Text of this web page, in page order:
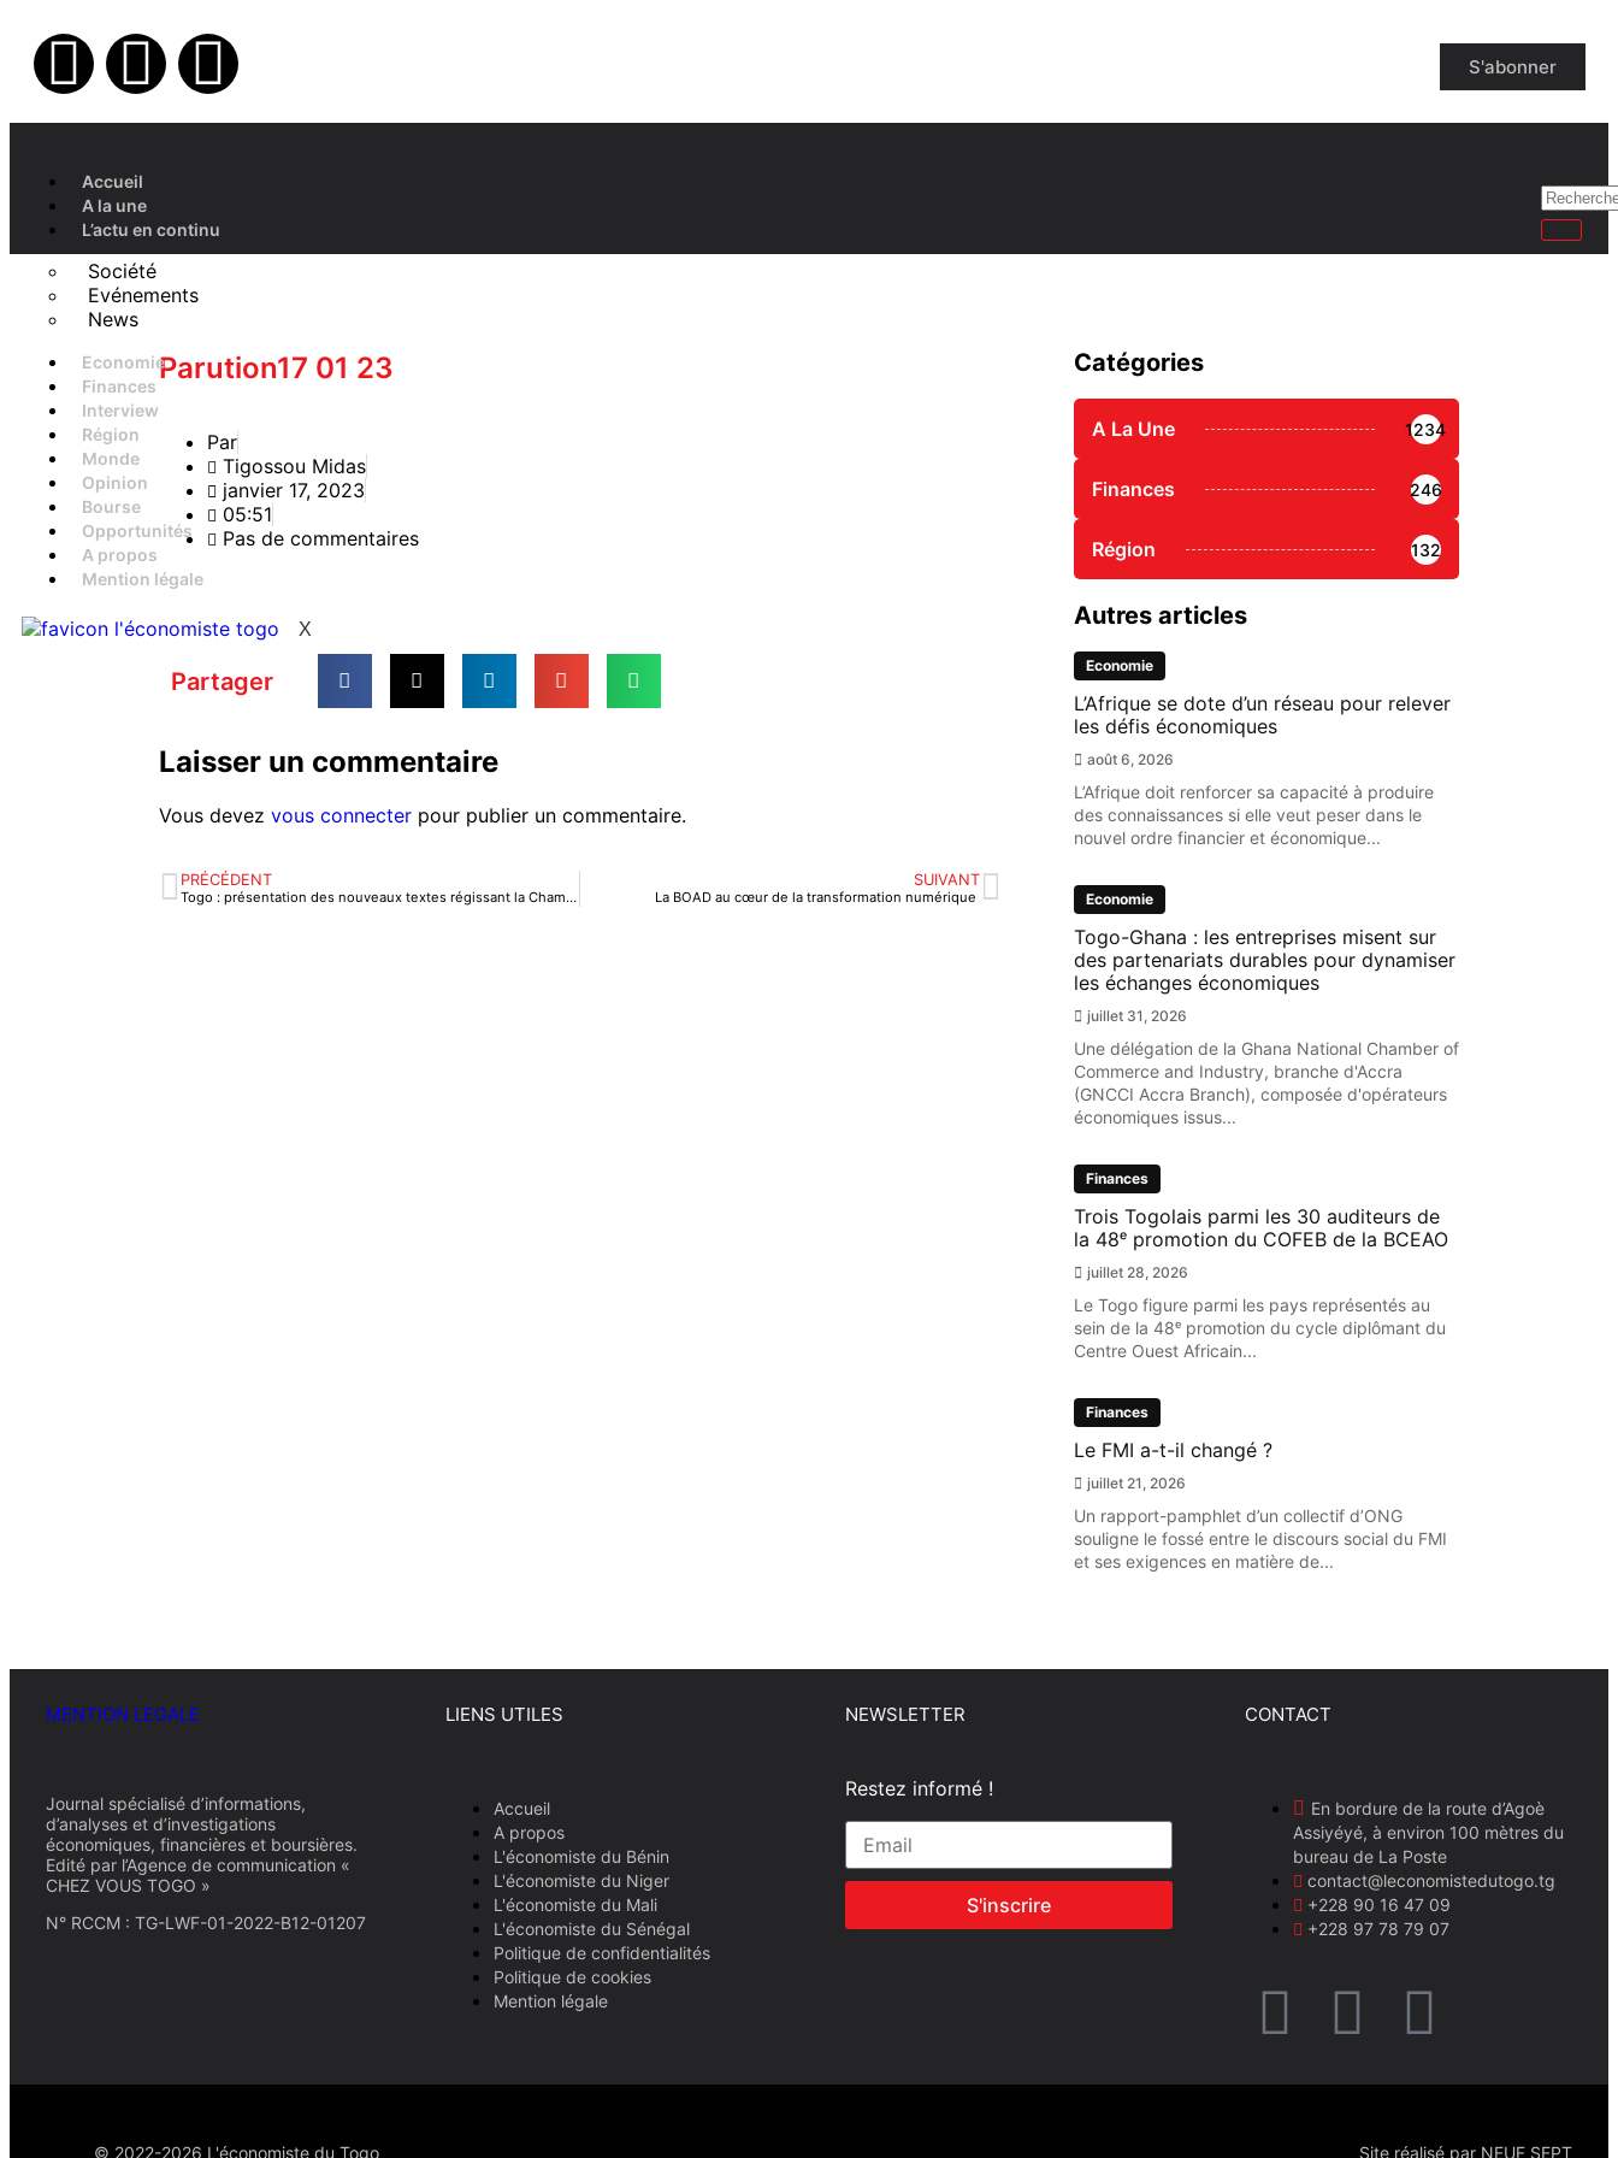
S'abonner
Accueil
A la une
L’actu en continu
Société
Evénements
News
Economie
Finances
Interview
Région
Monde
Opinion
Bourse
Opportunités
A propos
Mention légale
X
Parution17 01 23
Par
Tigossou Midas
janvier 17, 2023
05:51
Pas de commentaires
Partager
Laisser un commentaire
Vous devez vous connecter pour publier un commentaire.
PRÉCÉDENT
Togo : présentation des nouveaux textes régissant la Chambre du commerce et d’industrie
SUIVANT
La BOAD au cœur de la transformation numérique
Catégories
A La Une 1234
Finances 246
Région 132
Autres articles
Economie
L’Afrique se dote d’un réseau pour relever
les défis économiques
août 6, 2026
L’Afrique doit renforcer sa capacité à produire
des connaissances si elle veut peser dans le
nouvel ordre financier et économique...
Economie
Togo-Ghana : les entreprises misent sur
des partenariats durables pour dynamiser
les échanges économiques
juillet 31, 2026
Une délégation de la Ghana National Chamber of
Commerce and Industry, branche d'Accra
(GNCCI Accra Branch), composée d'opérateurs
économiques issus...
Finances
Trois Togolais parmi les 30 auditeurs de
la 48ᵉ promotion du COFEB de la BCEAO
juillet 28, 2026
Le Togo figure parmi les pays représentés au
sein de la 48ᵉ promotion du cycle diplômant du
Centre Ouest Africain...
Finances
Le FMI a-t-il changé ?
juillet 21, 2026
Un rapport-pamphlet d’un collectif d’ONG
souligne le fossé entre le discours social du FMI
et ses exigences en matière de...
MENTION LEGALE
Journal spécialisé d’informations,
d’analyses et d’investigations
économiques, financières et boursières.
Edité par l’Agence de communication «
CHEZ VOUS TOGO »
N° RCCM : TG-LWF-01-2022-B12-01207
LIENS UTILES
Accueil
A propos
L'économiste du Bénin
L'économiste du Niger
L'économiste du Mali
L'économiste du Sénégal
Politique de confidentialités
Politique de cookies
Mention légale
NEWSLETTER
Restez informé !
S'inscrire
CONTACT
En bordure de la route d’Agoè
Assiyéyé, à environ 100 mètres du
bureau de La Poste
contact@leconomistedutogo.tg
+228 90 16 47 09
+228 97 78 79 07
© 2022-2026 L'économiste du Togo Site réalisé par NEUF SEPT